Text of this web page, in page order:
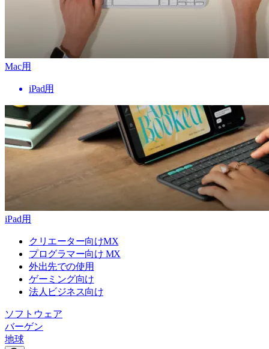
Mac用
iPad用
iPad用
クリエーター向けMX
プログラマー向け MX
外出先での使用
ゲーミング向け
法人ビジネス向け
ソフトウェア
バーゲン
地球